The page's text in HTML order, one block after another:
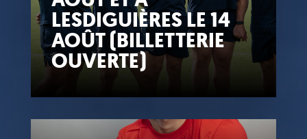
LESDIGUIÈRES LE 14
AOÛT (BILLETTERIE
OUVERTE)